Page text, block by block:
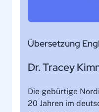
Übersetzung
Dr. Tracey
Die gebürtige
20 Jahren im